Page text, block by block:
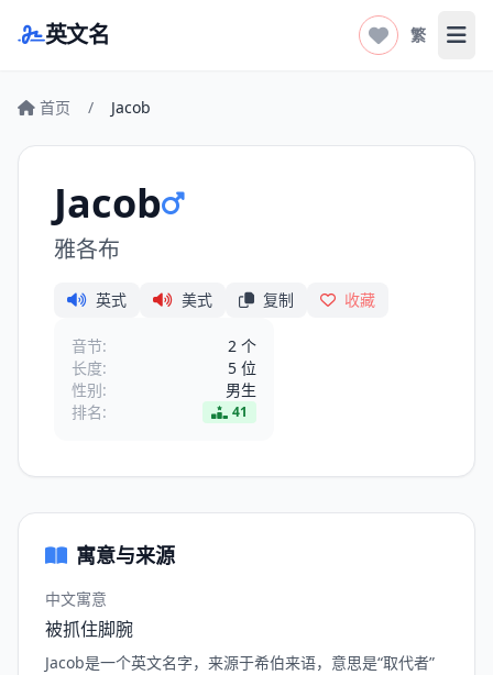
英文名 繁 打
首页 / Jacob
Jacob
雅各布
英式 美式 复制 收藏
音节:
2 个
长度:
5 位
性别:
男生
排名:
41
寓意与来源
中文寓意
被抓住脚腕
Jacob是一个英文名字，来源于希伯来语，意思是“取代者”